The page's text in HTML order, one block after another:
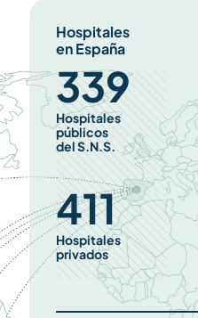
Hospitales
en España
339
Hospitales
públicos
del S.N.S.
411
Hospitales
privados